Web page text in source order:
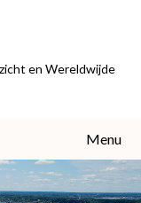
en Wereldwijde
Menu